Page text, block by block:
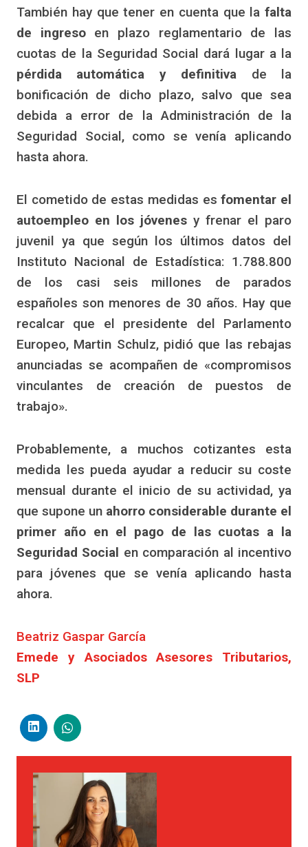
También hay que tener en cuenta que la falta
de ingresoen plazo reglamentario de las
cuotas de la Seguridad Social dará lugar a la
pérdida automática y definitiva de la
bonificación de dicho plazo, salvo que sea
debida a error de la Administración de la
Seguridad Social, como se venía aplicando
hasta ahora.
El cometido de estas medidas esfomentar el
autoempleo en los jóvenes y frenar el paro
juvenil ya que según los últimos datos del
Instituto Nacional de Estadística: 1.788.800
de los casi seis millones de parados
españoles son menores de 30 años. Hay que
recalcar que el presidente del Parlamento
Europeo, Martin Schulz, pidió que las rebajas
anunciadas se acompañen de «compromisos
vinculantes de creación de puestos de
trabajo».
Probablemente, a muchos cotizantes esta
medida les pueda ayudar a reducir su coste
mensual durante el inicio de su actividad, ya
que supone un ahorro considerable durante el
primer año en el pago de las cuotas a la
Seguridad Social en comparación al incentivo
para jóvenes que se venía aplicando hasta
ahora.
Beatriz Gaspar García
Emede y Asociados Asesores Tributarios,
SLP